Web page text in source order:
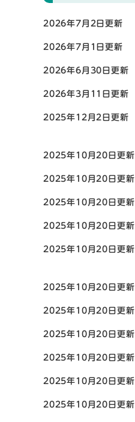
2026年7月2日更新
2026年7月1日更新
2026年6月30日更新
2026年3月11日更新
2025年12月2日更新
2025年10月20日更新
2025年10月20日更新
2025年10月20日更新
2025年10月20日更新
2025年10月20日更新
2025年10月20日更新
2025年10月20日更新
2025年10月20日更新
2025年10月20日更新
2025年10月20日更新
2025年10月20日更新